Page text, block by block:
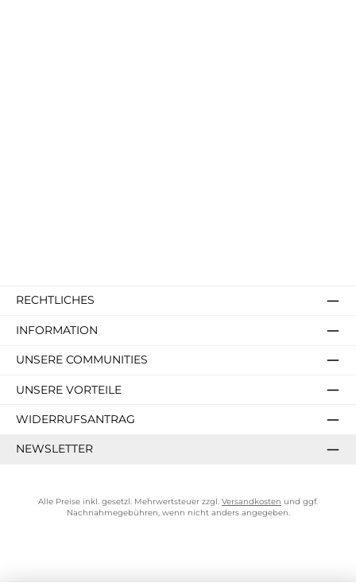
RECHTLICHES
INFORMATION
UNSERE COMMUNITIES
UNSERE VORTEILE
WIDERRUFSANTRAG
NEWSLETTER
Alle Preise inkl. gesetzl. Mehrwertsteuer zzgl. Versandkosten und ggf.
Nachnahmegebühren, wenn nicht anders angegeben.